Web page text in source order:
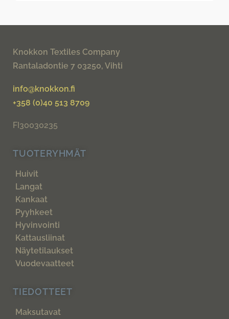
Knokkon Textiles Company
Rantaladontie 7 03250, Vihti
info@knokkon.fi
+358 (0)40 513 8709
FI30030235
TUOTERYHMÄT
Huivit
Langat
Kankaat
Pyyhkeet
Hyvinvointi
Kattausliinat
Näytetilaukset
Vuodevaatteet
TIEDOTTEET
Maksutavat